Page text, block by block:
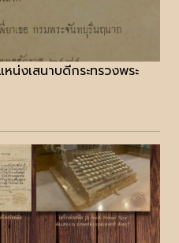
น่งเสนาบดีกระทรวงพระ